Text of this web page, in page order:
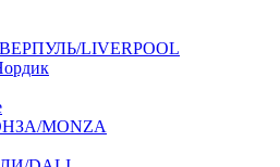
LIVERPOOL
MONZA